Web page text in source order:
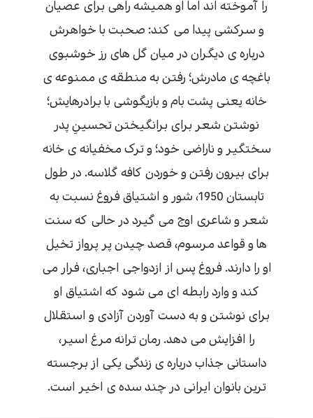
را آموخته اند اما او همیشه راهی برای عصیان
و سرکشی پیدا می کند: صحبت با خواهرش
درباره ی دیگران در میان گل های رز خوشبوی
باغچه ی مادرش؛ رفتن به منطقه ی ممنوعه ی
خانه یعنی پشت بام و بازیگوشی با برادرهایش؛
نوشتن شعر برای برانگیختن تحسینِ پدر
سختگیر و ناراضی خود؛ و ترک مخفیانه ی خانه
برای بیرون رفتن و خوردن کافه گلاسه. در طول
تابستان 1950، شور و اشتیاق فروغ نسبت به
شعر و شاعری اوج می گیرد در حالی که سنت
ها و قواعد مرسوم، قصد چیدن پر پرواز تخیل
او را دارند. فروغ پس از ازدواجی اجباری، فرار می
کند و وارد رابطه ای می شود که اشتیاق او
برای نوشتن و به دست آوردن آزادی و استقلال
را افزایش می دهد. رمان ترانه مرغ اسیر،
داستانی جذاب درباره ی زندگی یکی از برجسته
ترین بانوان ایرانی در چند سده ی اخیر است.